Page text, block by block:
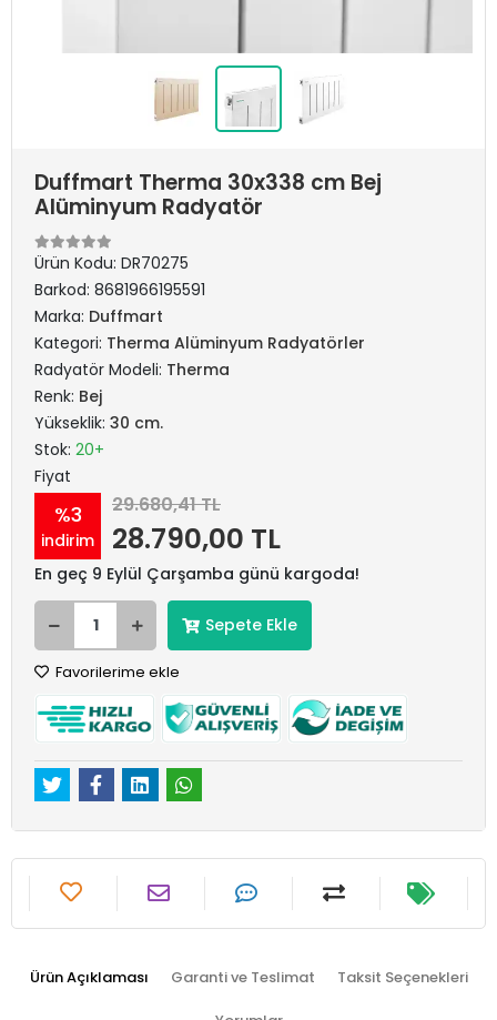
Duffmart Therma 30x338 cm Bej
Alüminyum Radyatör
Ürün Kodu: DR70275
Barkod: 8681966195591
Marka: Duffmart
Kategori: Therma Alüminyum Radyatörler
Radyatör Modeli: Therma
Renk: Bej
Yükseklik: 30 cm.
Stok: 20+
Fiyat
%3
indirim
29.680,41 TL
28.790,00 TL
En geç 9 Eylül Çarşamba günü kargoda!
Sepete Ekle
Favorilerime ekle
Ürün Açıklaması Garanti ve Teslimat Taksit Seçenekleri